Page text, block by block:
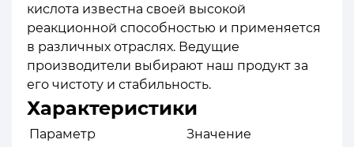
кислота известна своей высокой
реакционной способностью и применяется
в различных отраслях. Ведущие
производители выбирают наш продукт за
его чистоту и стабильность.
Характеристики
Параметр Значение